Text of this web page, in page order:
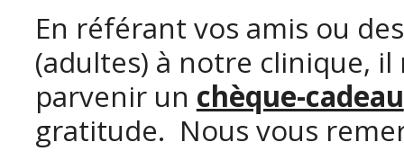
En référant vos amis ou
(adultes) à notre clinique,
parvenir un chèque-cadeau
gratitude. Nous vous